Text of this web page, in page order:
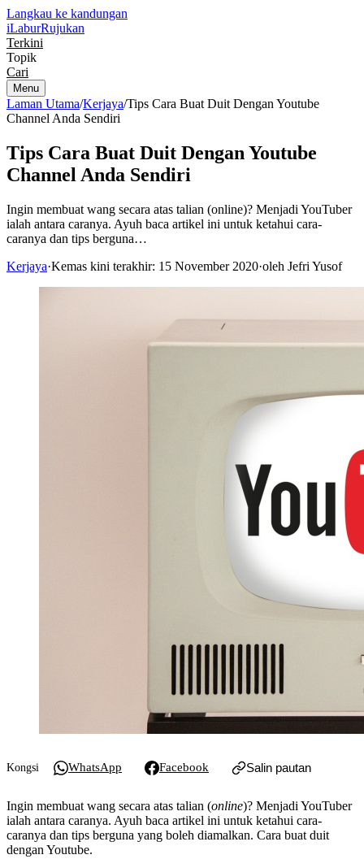
Langkau ke kandungan
iLaburRujukan
Terkini
Topik
Cari
Menu
Laman Utama/Kerjaya/Tips Cara Buat Duit Dengan Youtube
Channel Anda Sendiri
Tips Cara Buat Duit Dengan Youtube
Channel Anda Sendiri
Ingin membuat wang secara atas talian (online)? Menjadi YouTuber
ialah antara caranya. Ayuh baca artikel ini untuk ketahui cara-
caranya dan tips berguna…
Kerjaya·Kemas kini terakhir: 15 November 2020·oleh Jefri Yusof
Kongsi WhatsApp Facebook Salin pautan
Ingin membuat wang secara atas talian (online)? Menjadi YouTuber
ialah antara caranya. Ayuh baca artikel ini untuk ketahui cara-
caranya dan tips berguna yang boleh diamalkan. Cara buat duit
dengan Youtube.